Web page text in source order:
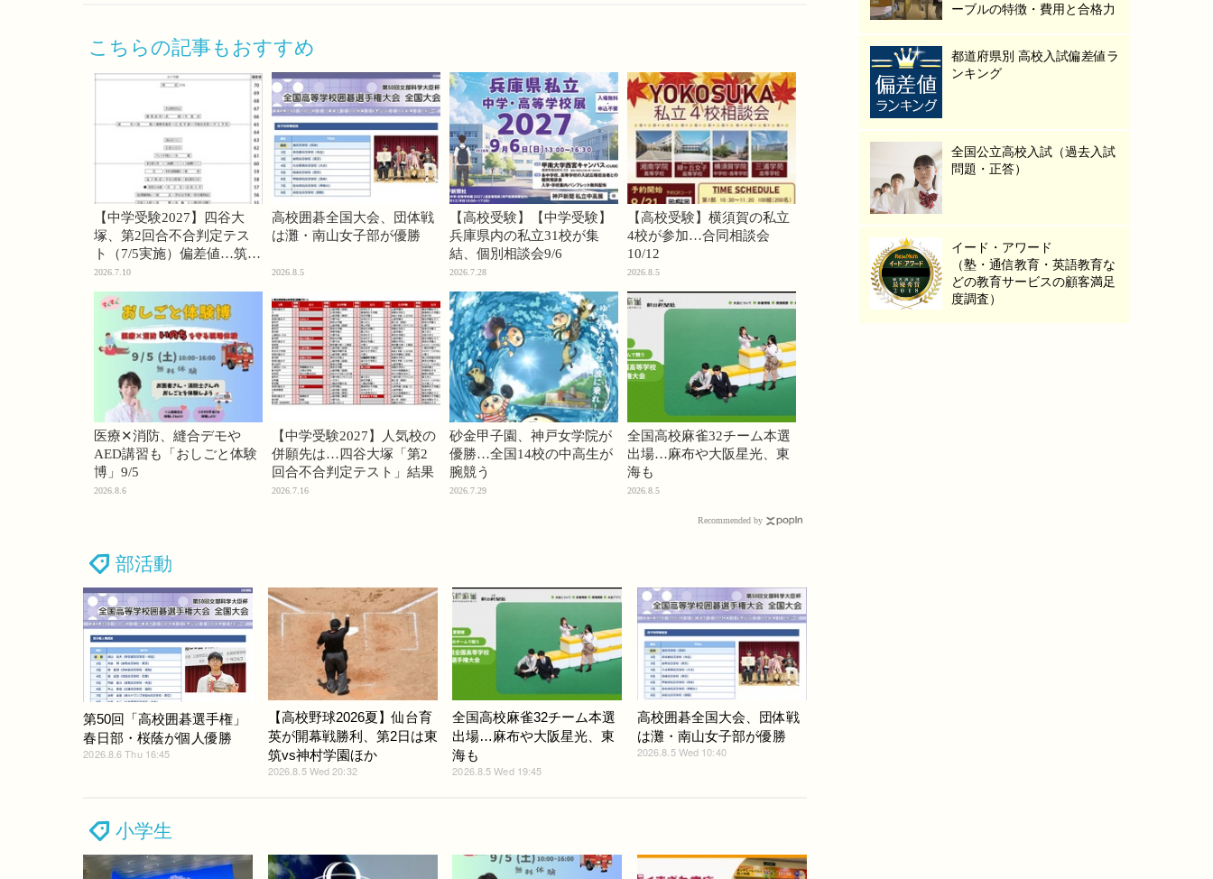
こちらの記事もおすすめ
【中学受験2027】四谷大
塚、第2回合不合判定テス
ト（7/5実施）偏差値…筑駒
74・桜蔭70＜PR＞
2026.7.10
高校囲碁全国大会、団体戦
は灘・南山女子部が優勝
2026.8.5
【高校受験】【中学受験】
兵庫県内の私立31校が集
結、個別相談会9/6
2026.7.28
【高校受験】横須賀の私立
4校が参加…合同相談会
10/12
2026.8.5
医療✕消防、縫合デモや
AED講習も「おしごと体験
博」9/5
2026.8.6
【中学受験2027】人気校の
併願先は…四谷大塚「第2
回合不合判定テスト」結果
2026.7.16
砂金甲子園、神戸女学院が
優勝…全国14校の中高生が
腕競う
2026.7.29
全国高校麻雀32チーム本選
出場…麻布や大阪星光、東
海も
2026.8.5
Recommended by
部活動
第50回「高校囲碁選手権」
春日部・桜蔭が個人優勝
2026.8.6 Thu 16:45
【高校野球2026夏】仙台育
英が開幕戦勝利、第2日は東
筑vs神村学園ほか
2026.8.5 Wed 20:32
全国高校麻雀32チーム本選
出場…麻布や大阪星光、東
海も
2026.8.5 Wed 19:45
高校囲碁全国大会、団体戦
は灘・南山女子部が優勝
2026.8.5 Wed 10:40
小学生
ーブルの特徴・費用と合格力
都道府県別 高校入試偏差値ラ
ンキング
全国公立高校入試（過去入試
問題・正答）
イード・アワード
（塾・通信教育・英語教育な
どの教育サービスの顧客満足
度調査）